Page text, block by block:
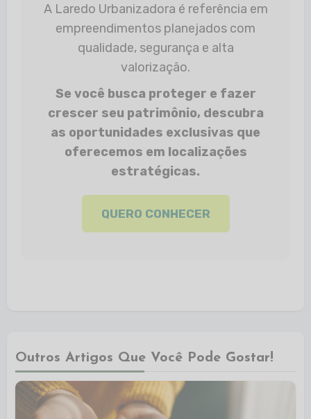
A Laredo Urbanizadora é referência em
empreendimentos planejados com
qualidade, segurança e alta
valorização.
Se você busca proteger e fazer
crescer seu patrimônio, descubra
as oportunidades exclusivas que
oferecemos em localizações
estratégicas.
QUERO CONHECER
Outros Artigos Que Você Pode Gostar!